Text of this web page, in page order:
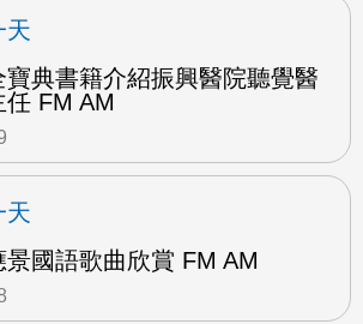
天
寶典書籍介紹振興醫院聽覺醫
FM AM
天
景國語歌曲欣賞 FM AM